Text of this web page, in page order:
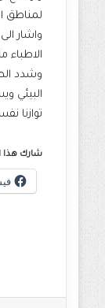
لمناطق
واشار
الاطباء
وشدد
البيئي
توازنا
شارك هذا